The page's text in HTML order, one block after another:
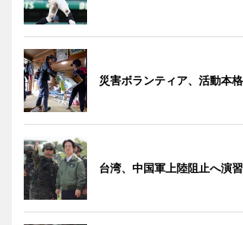
災害ボランティア、活動本
台湾、中国軍上陸阻止へ演習